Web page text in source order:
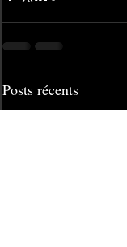
Posts récents